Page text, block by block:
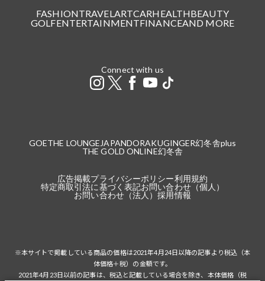
FASHIONTRAVELARTCARHEALTHBEAUTY
GOLFENTERTAINMENTFINANCEAND MORE
Connect with us
GOETHE LOUNGEJAPANDORAKUGINGER幻冬舎plus
THE GOLD ONLINE幻冬舎
広告掲載プライバシーポリシー利用規約
特定商取引法に基づく表記お問い合わせ（個人）
お問い合わせ（法人）採用情報
※本サイトで掲載している商品の価格は2021年4月24日以降の記事より税込（本
体価格＋税）の金額です。
2021年4月23日以前の記事は、税込と記載している場合を除き、本体価格（税